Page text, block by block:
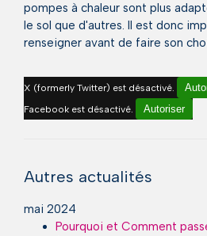
pompes à chaleur sont plus
le sol que d'autres. Il est donc
renseigner avant de faire son
X (formerly Twitter) est désactivé.
Facebook est désactivé. Autoriser
Autres actualités
mai 2024
Pourquoi et Comment